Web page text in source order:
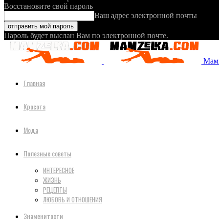
Восстановите свой пароль
Ваш адрес электронной почты
Пароль будет выслан Вам по электронной почте.
Главная
Красота
Мода
Полезные советы
ИНТЕРЕСНОЕ
ЖИЗНЬ
РЕЦЕПТЫ
ЛЮБОВЬ И ОТНОШЕНИЯ
Знаменитости